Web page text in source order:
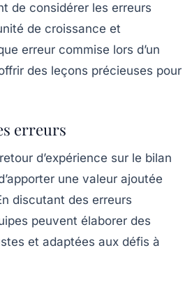
de considérer les erreurs
de croissance et
erreur commise lors d’un
des leçons précieuses pour
erreurs
d’expérience sur le bilan
une valeur ajoutée
discutant des erreurs
peuvent élaborer des
et adaptées aux défis à